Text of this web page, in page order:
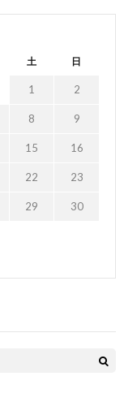
土 日
1 2
8 9
15 16
22 23
29 30